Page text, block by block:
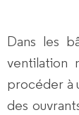
Dans les
ventilation
procéder à
des